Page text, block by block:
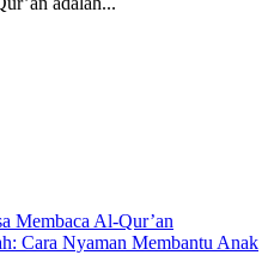
Membaca Al-Qur’an
Cara Nyaman Membantu Anak